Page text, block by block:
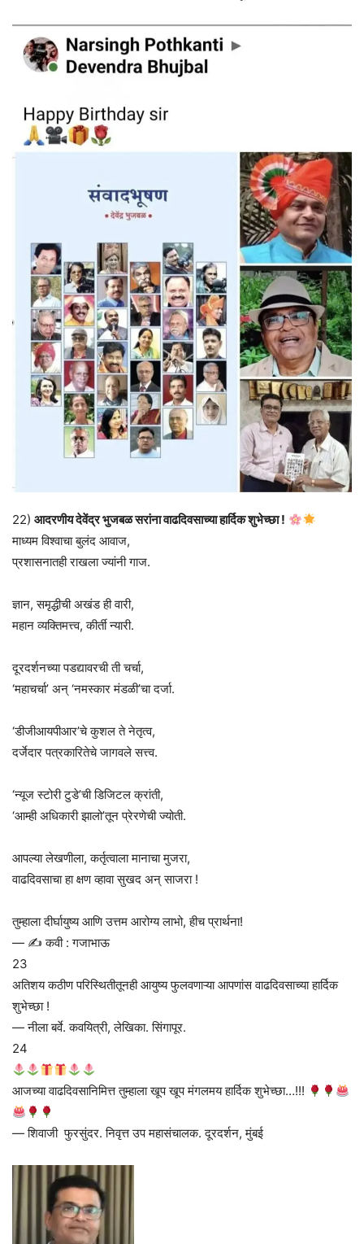
22) आदरणीय देवेंद्र भुजबळ सरांना वाढदिवसाच्या हार्दिक शुभेच्छा !
माध्यम विश्वाचा बुलंद आवाज,
प्रशासनातही राखला ज्यांनी गाज.
ज्ञान, समृद्धीची अखंड ही वारी,
महान व्यक्तिमत्त्व, कीर्ती न्यारी.
दूरदर्शनच्या पडद्यावरची ती चर्चा,
‘महाचर्चा’ अन् ‘नमस्कार मंडळी’चा दर्जा.
‘डीजीआयपीआर’चे कुशल ते नेतृत्व,
दर्जेदार पत्रकारितेचे जागवले सत्त्व.
‘न्यूज स्टोरी टुडे’ची डिजिटल क्रांती,
‘आम्ही अधिकारी झालो’तून प्रेरणेची ज्योती.
आपल्या लेखणीला, कर्तृत्वाला मानाचा मुजरा,
वाढदिवसाचा हा क्षण व्हावा सुखद अन् साजरा !
तुम्हाला दीर्घायुष्य आणि उत्तम आरोग्य लाभो, हीच प्रार्थना!
— ✍️ कवी : गजाभाऊ
23
अतिशय कठीण परिस्थितीतूनही आयुष्य फुलवणाऱ्या आपणांस वाढदिवसाच्या हार्दिक
शुभेच्छा !
— नीला बर्वे. कवयित्री, लेखिका. सिंगापूर.
24
आजच्या वाढदिवसानिमित्त तुम्हाला खूप खूप मंगलमय हार्दिक शुभेच्छा…!!!
— शिवाजी फुरसुंदर. निवृत्त उप महासंचालक. दूरदर्शन, मुंबई